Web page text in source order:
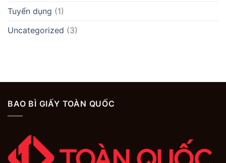
Tuyển dụng (1)
Uncategorized (3)
BAO BÌ GIẤY TOÀN QUỐC